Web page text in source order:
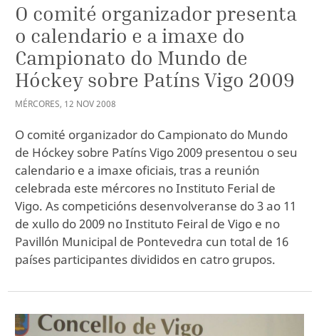
O comité organizador presenta
o calendario e a imaxe do
Campionato do Mundo de
Hóckey sobre Patíns Vigo 2009
MÉRCORES, 12 NOV2008
O comité organizador do Campionato do Mundo
de Hóckey sobre Patíns Vigo 2009 presentou o seu
calendario e a imaxe oficiais, tras a reunión
celebrada este mércores no Instituto Ferial de
Vigo. As competicións desenvolveranse do 3 ao 11
de xullo do 2009 no Instituto Feiral de Vigo e no
Pavillón Municipal de Pontevedra cun total de 16
países participantes divididos en catro grupos.